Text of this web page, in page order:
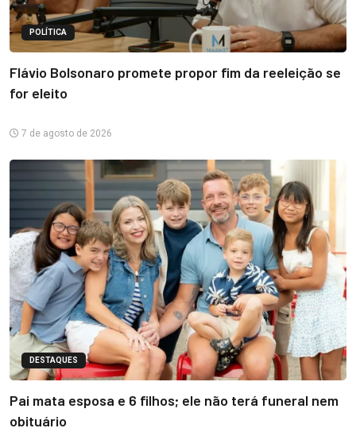
POLÍTICA
Flávio Bolsonaro promete propor fim da reeleição se
for eleito
7 de agosto de 2026
DESTAQUES
Pai mata esposa e 6 filhos; ele não terá funeral nem
obituário